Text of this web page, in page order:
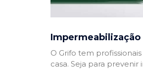
O Grifo tem
casa. Seja para